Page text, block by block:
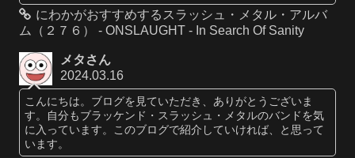
にわかがおすすめするスラッシュ・メタル・アルバ
ム（２７６） - ONSLAUGHT - In Search Of Sanity
メタさん
2024.03.16
こんにちは。ブログを見ていただき、ありがとうございま
す。自分もブラッケンド・スラッシュ・メタルのバンドを気
に入っています。このブログで紹介していければ、と思って
います。